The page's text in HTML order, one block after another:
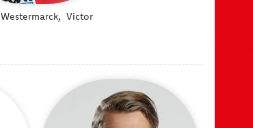
Westermarck, Victor